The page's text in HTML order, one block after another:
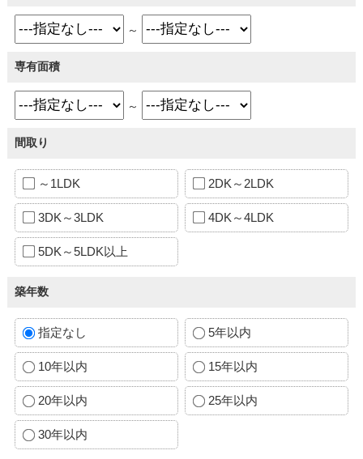
～
専有面積
～
間取り
～1LDK 2DK～2LDK
3DK～3LDK 4DK～4LDK
5DK～5LDK以上
築年数
指定なし 5年以内
10年以内 15年以内
20年以内 25年以内
30年以内